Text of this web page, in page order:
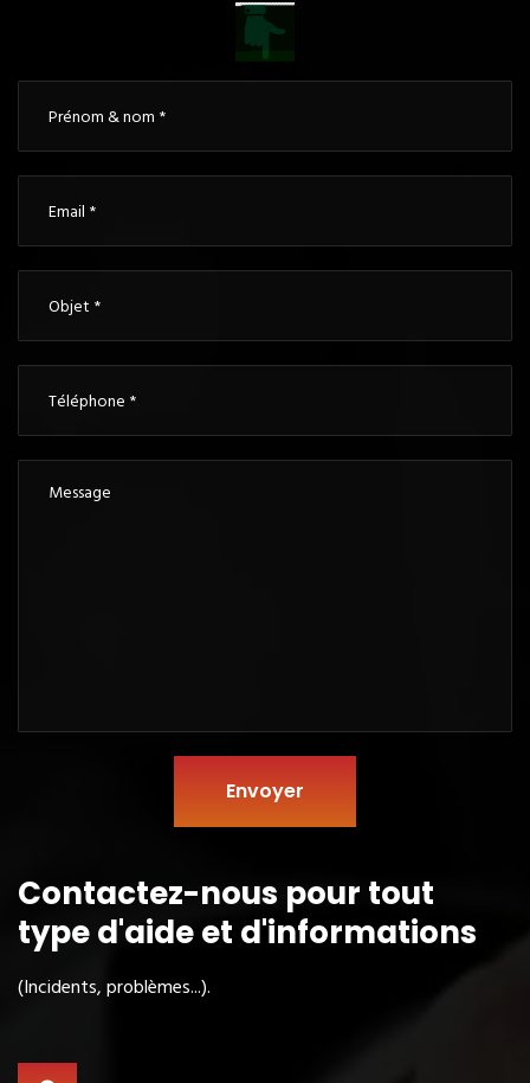
Envoyer
Contactez-nous pour tout
typed'aide et d'informations
(Incidents, problèmes...).